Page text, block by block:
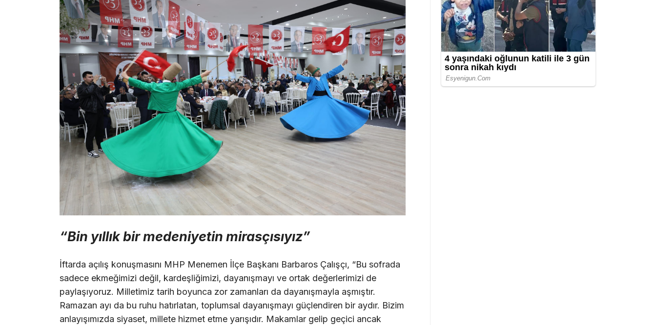
“Bin yıllık bir medeniyetin mirasçısıyız”
İftarda açılış konuşmasını MHP Menemen İlçe Başkanı Barbaros Çalışçı, “Bu sofrada
sadece ekmeğimizi değil, kardeşliğimizi, dayanışmayı ve ortak değerlerimizi de
paylaşıyoruz. Milletimiz tarih boyunca zor zamanları da dayanışmayla aşmıştır.
Ramazan ayı da bu ruhu hatırlatan, toplumsal dayanışmayı güçlendiren bir aydır. Bizim
anlayışımızda siyaset, millete hizmet etme yarışıdır. Makamlar gelip geçici ancak